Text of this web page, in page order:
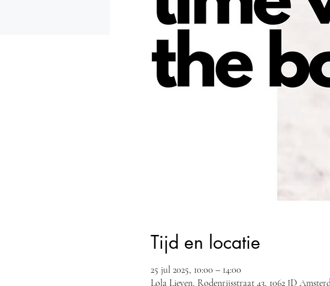
Tijd en locatie
25 jul 2025, 10:00 – 14:00
Lola Lieven, Rodenrijsstraat 43, 1062 JD